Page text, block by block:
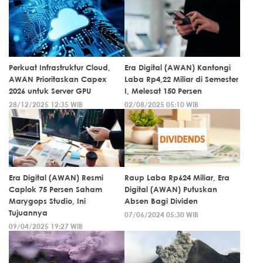
Perkuat Infrastruktur Cloud,
AWAN Prioritaskan Capex
2026 untuk Server GPU
28/12/2025 12:35 WIB
Era Digital (AWAN) Kantongi
Laba Rp4,22 Miliar di Semester
I, Melesat 150 Persen
02/08/2025 05:10 WIB
Era Digital (AWAN) Resmi
Caplok 75 Persen Saham
Marygops Studio, Ini
Tujuannya
09/04/2025 19:27 WIB
Raup Laba Rp624 Miliar, Era
Digital (AWAN) Putuskan
Absen Bagi Dividen
07/06/2024 05:30 WIB